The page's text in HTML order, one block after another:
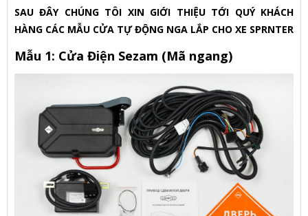
SAU ĐÂY CHÚNG TÔI XIN GIỚI THIỆU TỚI QUÝ KHÁCH
HÀNG CÁC MẪU CỬA TỰ ĐỘNG NGA LẮP CHO XE SPRNTER
Mẫu 1: Cửa Điện Sezam (Mã ngang)